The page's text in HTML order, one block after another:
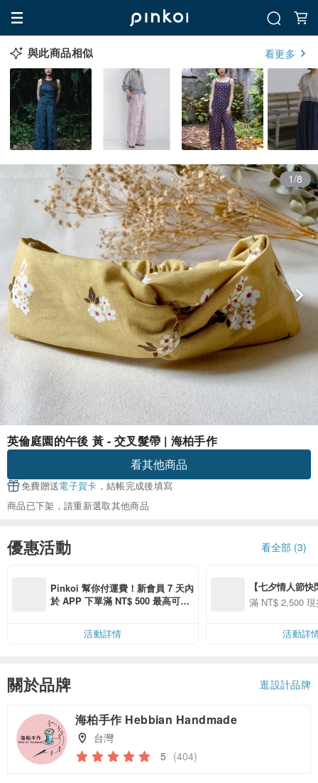
與此商品相似 看更多
1/8
英倫庭園的午後 黃 - 交叉髮帶 | 海柏手作
看其他商品
免費贈送電子賀卡 ，結帳完成後填寫
商品已下架，請重新選取其他商品
優惠活動 看全部 (3)
Pinkoi 幫你付運費！新會員 7 天內
於 APP 下單滿 NT$ 500 最高可折
活動詳情
【七夕情人節
用 APP 購買任
00 現折 NT$100
滿 NT$ 2,500
活動詳
關於品牌 逛設計品牌
海柏手作 Hebbian Handmade
台灣
5 (404)